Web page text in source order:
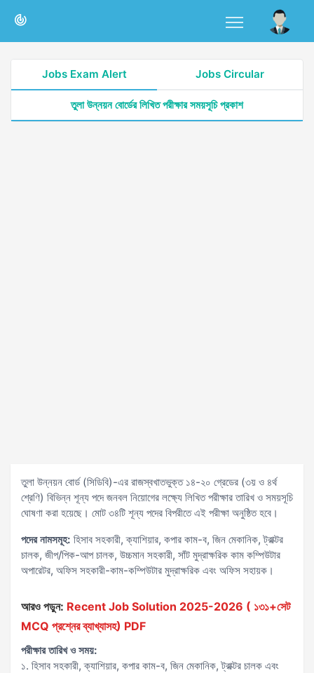
Jobs Exam Alert Jobs Circular
তুলা উন্নয়ন বোর্ডের লিখিত পরীক্ষার সময়সূচি প্রকাশ
তুলা উন্নয়ন বোর্ড (সিডিবি)-এর রাজস্বখাতভুক্ত ১৪-২০ গ্রেডের (৩য় ও ৪র্থ
শ্রেণি) বিভিন্ন শূন্য পদে জনবল নিয়োগের লক্ষ্যে লিখিত পরীক্ষার তারিখ ও সময়সূচি
ঘোষণা করা হয়েছে। মোট ৩৪টি শূন্য পদের বিপরীতে এই পরীক্ষা অনুষ্ঠিত হবে।
পদের নামসমূহ: হিসাব সহকারী, ক্যাশিয়ার, কপার কাম-ব, জিন মেকানিক, ট্রাক্টর
চালক, জীপ/পিক-আপ চালক, উচ্চমান সহকারী, সাঁট মুদ্রাক্ষরিক কাম কম্পিউটার
অপারেটর, অফিস সহকারী-কাম-কম্পিউটার মুদ্রাক্ষরিক এবং অফিস সহায়ক।
আরও পড়ুন: Recent Job Solution 2025-2026 ( ১৩১+সেট
MCQ প্রশ্নের ব্যাখ্যাসহ) PDF
পরীক্ষার তারিখ ও সময়:
১. হিসাব সহকারী, ক্যাশিয়ার, কপার কাম-ব, জিন মেকানিক, ট্রাক্টর চালক এবং